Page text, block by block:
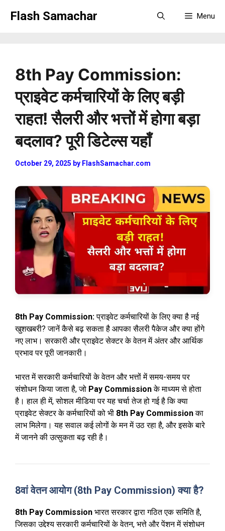
Flash Samachar Menu
8th Pay Commission:
प्राइवेट कर्मचारियों के लिए बड़ी
राहत! सैलरी और भत्तों में होगा बड़ा
बदलाव? पूरी डिटेल्स यहाँ
October 29, 2025 by FlashSamachar.com
8th Pay Commission:प्राइवेट कर्मचारियों के लिए क्या है नई
खुशखबरी? जानें कैसे बढ़ सकता है आपका सैलरी पैकेज और क्या होंगे
नए लाभ। सरकारी और प्राइवेट सेक्टर के वेतन में अंतर और आर्थिक
प्रभाव पर पूरी जानकारी।
भारत में सरकारी कर्मचारियों के वेतन और भत्तों में समय-समय पर
संशोधन किया जाता है, जो Pay Commissionके माध्यम से होता
है। हाल ही में, सोशल मीडिया पर यह चर्चा तेज हो गई है कि क्या
प्राइवेट सेक्टर के कर्मचारियों को भी 8th Pay Commissionका
लाभ मिलेगा। यह सवाल कई लोगों के मन में उठ रहा है, और इसके बारे
में जानने की उत्सुकता बढ़ रही है।
8वां वेतन आयोग (8th Pay Commission) क्या है?
8th Pay Commission भारत सरकार द्वारा गठित एक समिति है,
जिसका उद्देश्य सरकारी कर्मचारियों के वेतन, भत्ते और पेंशन में संशोधन